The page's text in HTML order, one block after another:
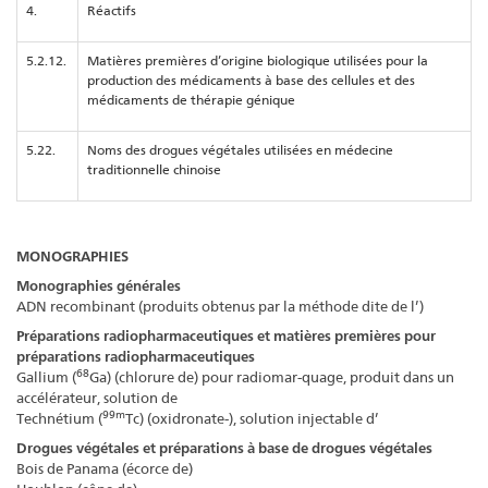
4. Réactifs
5.2.12.
Matières premières d’origine biologique utilisées pour la
production des médicaments à base des cellules et des
médicaments de thérapie génique
5.22.
Noms des drogues végétales utilisées en médecine
traditionnelle chinoise
MONOGRAPHIES
Monographies générales
ADN recombinant (produits obtenus par la méthode dite de l’)
Préparations radiopharmaceutiques et matières premières pour
préparations radiopharmaceutiques
Gallium (68Ga) (chlorure de) pour radiomar-quage, produit dans un
accélérateur, solution de
Technétium (99mTc) (oxidronate-), solution injectable d’
Drogues végétales et préparations à base de drogues végétales
Bois de Panama (écorce de)